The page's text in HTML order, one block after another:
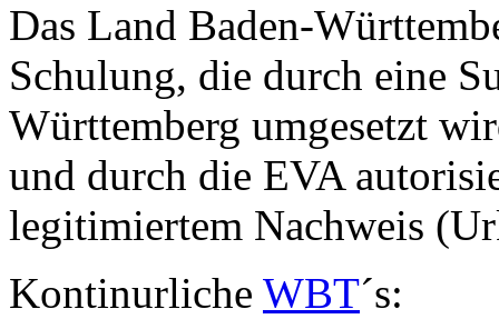
Das Land Baden-
Schulung, die durch eine
Württemberg umgesetzt
und durch die EVA
legitimiertem Nachweis
Kontinurliche WBT´s: